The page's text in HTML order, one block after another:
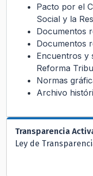
Pacto por el
Social y la
Documentos
Documentos
Encuentros y
Reforma
Normas
Archivo
Transparencia
Ley de